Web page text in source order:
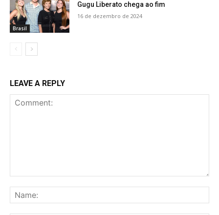
Brasil
Gugu Liberato chega ao fim
16 de dezembro de 2024
LEAVE A REPLY